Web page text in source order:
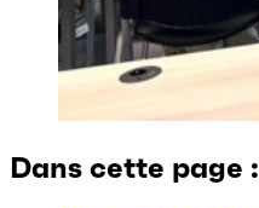
Dans cette page :